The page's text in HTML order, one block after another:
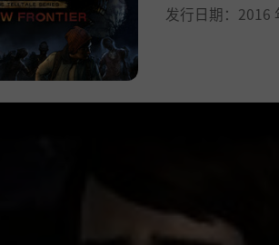
发行日期：2016